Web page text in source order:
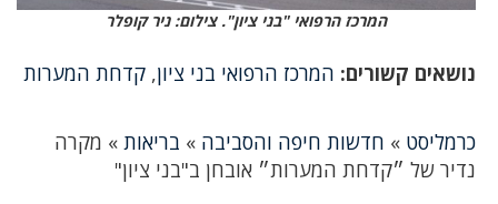
המרכז הרפואי "בני ציון". צילום: ניר קופלר
נושאים קשורים: המרכז הרפואי בני ציון, קדחת המערות
כרמליסט » חדשות חיפה והסביבה » בריאות » מקרה
נדיר של ״קדחת המערות״ אובחן ב"בני ציון"